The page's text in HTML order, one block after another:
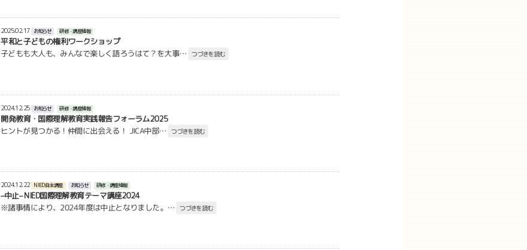
2025.02.17 お知らせ 研修・講座情報
平和と子どもの権利ワークショップ
子どもも大人も、みんなで楽しく語ろうはて？を大事… つづきを読む
2024.12.25 お知らせ 研修・講座情報
開発教育・国際理解教育実践報告フォーラム2025
ヒントが見つかる！仲間に出会える！ JICA中部… つづきを読む
2024.12.22 NIED自主講座 お知らせ 研修・講座情報
–中止– NIED国際理解教育テーマ講座2024
※諸事情により、2024年度は中止となりました。… つづきを読む